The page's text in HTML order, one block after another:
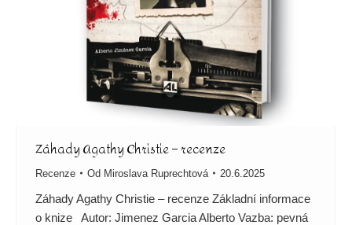
Záhady Agathy Christie – recenze
Recenze Od Miroslava Ruprechtová 20.6.2025
Záhady Agathy Christie – recenze Základní informace
o knize Autor: Jimenez Garcia Alberto Vazba: pevná